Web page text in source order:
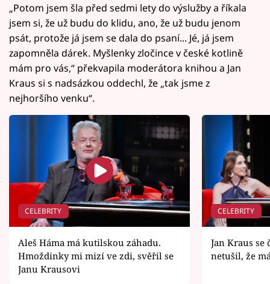
„Potom jsem šla před sedmi lety do výslužby a říkala
jsem si, že už budu do klidu, ano, že už budu jenom
psát, protože já jsem se dala do psaní... Jé, já jsem
zapomněla dárek. Myšlenky zločince v české kotlině
mám pro vás,“ překvapila moderátora knihou a Jan
Kraus si s nadsázkou oddechl, že „tak jsme z
nejhoršího venku“.
CELEBRITY
Aleš Háma má kutilskou záhadu.
Hmoždinky mi mizí ve zdi, svěřil se
Janu Krausovi
CELEBRITY
Jan Kraus se
netušil, že